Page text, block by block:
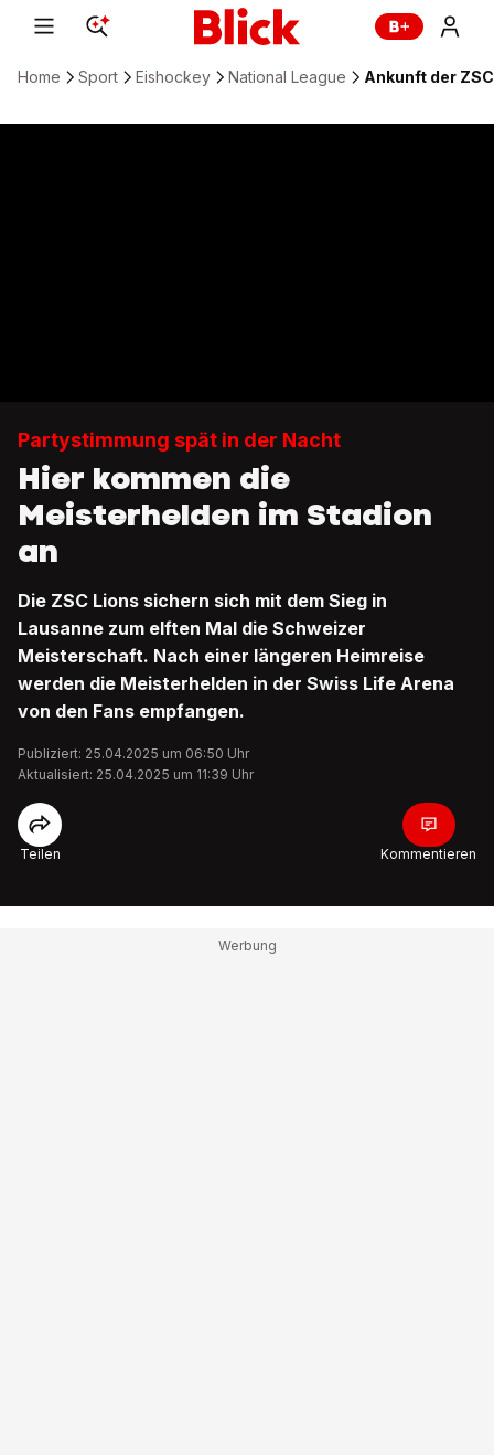
Home Sport Eishockey National League Ankunft der
Partystimmung spät in der Nacht
Hier kommen die
Meisterhelden im Stadion
an
Die ZSC Lions sichern sich mit dem Sieg in
Lausanne zum elften Mal die Schweizer
Meisterschaft. Nach einer längeren Heimreise
werden die Meisterhelden in der Swiss Life Arena
von den Fans empfangen.
Publiziert: 25.04.2025 um 06:50 Uhr
Aktualisiert: 25.04.2025 um 11:39 Uhr
Teilen Kommentieren